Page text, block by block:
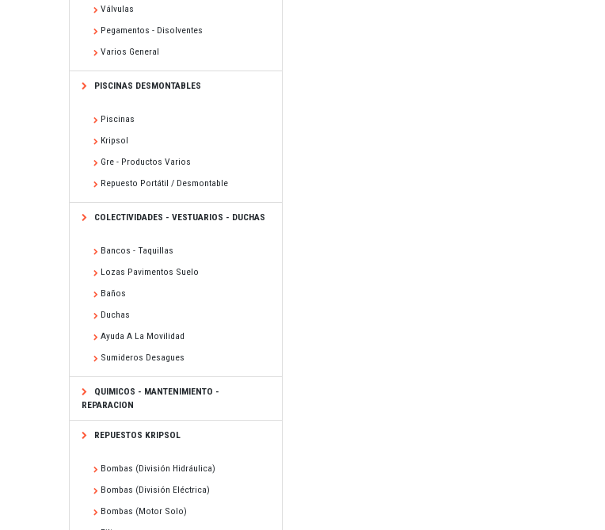
Válvulas
Pegamentos - Disolventes
Varios General
PISCINAS DESMONTABLES
Piscinas
Kripsol
Gre - Productos Varios
Repuesto Portátil / Desmontable
COLECTIVIDADES - VESTUARIOS - DUCHAS
Bancos - Taquillas
Lozas Pavimentos Suelo
Baños
Duchas
Ayuda A La Movilidad
Sumideros Desagues
QUIMICOS - MANTENIMIENTO -
REPARACION
REPUESTOS KRIPSOL
Bombas (división Hidráulica)
Bombas (división Eléctrica)
Bombas (motor Solo)